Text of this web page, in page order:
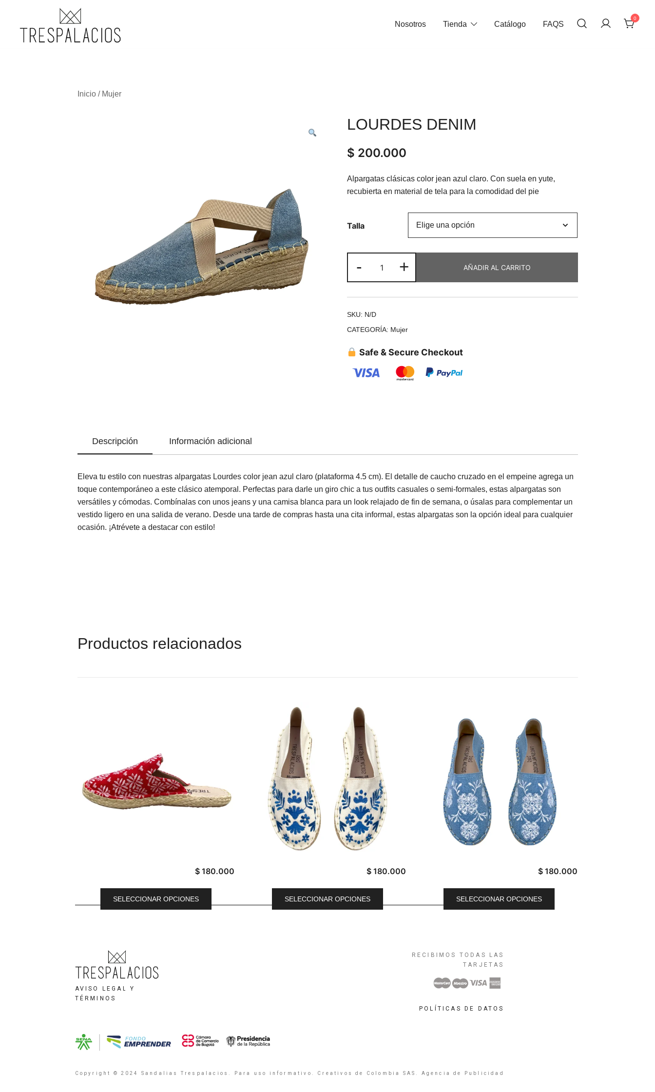
Nosotros Tienda Catálogo FAQS
0
Inicio/ Mujer
LOURDES DENIM
$ 200.000
Alpargatas clásicas color jean azul claro. Con suela en yute,
recubierta en material de tela para la comodidad del pie
Talla
- + AÑADIR AL CARRITO
SKU: N/D
CATEGORÍA: Mujer
Safe & Secure Checkout
Descripción Información adicional
Eleva tu estilo con nuestras alpargatas Lourdes color jean azul claro (plataforma 4.5 cm). El detalle de caucho cruzado en el empeine agrega un
toque contemporáneo a este clásico atemporal. Perfectas para darle un giro chic a tus outfits casuales o semi-formales, estas alpargatas son
versátiles y cómodas. Combínalas con unos jeans y una camisa blanca para un look relajado de fin de semana, o úsalas para complementar un
vestido ligero en una salida de verano. Desde una tarde de compras hasta una cita informal, estas alpargatas son la opción ideal para cualquier
ocasión. ¡Atrévete a destacar con estilo!
Productos relacionados
$180.000
SELECCIONAR OPCIONES
$ 180.000
SELECCIONAR OPCIONES
$ 180.000
SELECCIONAR OPCIONES
AVISO LEGAL Y
TÉRMINOS
RECIBIMOS TODAS LAS
TARJETAS
POLÍTICAS DE DATOS
Copyright © 2024 Sandalias Trespalacios. Para uso informativo. Creativos de Colombia SAS. Agencia de Publicidad